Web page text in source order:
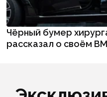
Чёрный бумер
рассказал о своём